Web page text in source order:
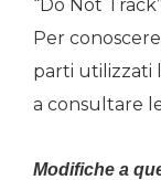
“Do Not
Per
parti utilizzati
a consultare
Modifiche a